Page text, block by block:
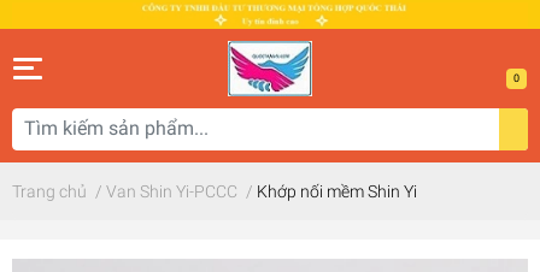
0
Trang chủ / Van Shin Yi-PCCC / Khớp nối mềm Shin Yi